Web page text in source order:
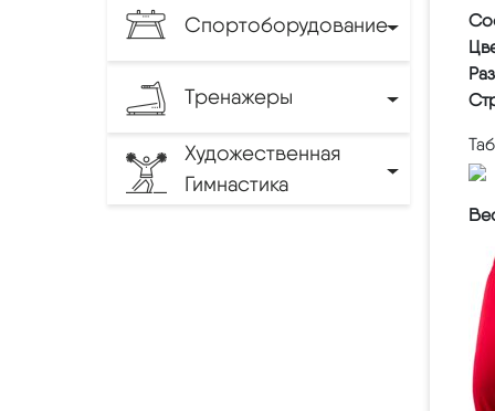
Спортоборудование
Тренажеры
Художественная
Гимнастика